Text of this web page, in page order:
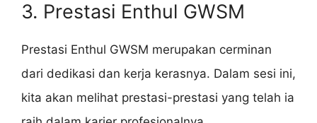
3. Prestasi Enthul GWSM
Prestasi Enthul GWSM merupakan cerminan
dari dedikasi dan kerja kerasnya. Dalam sesi ini,
kita akan melihat prestasi-prestasi yang telah ia